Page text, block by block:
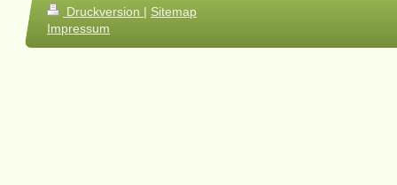
Druckversion | Sitemap
Impressum